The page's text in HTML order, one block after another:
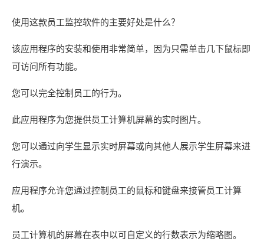
使用这款员工监控软件的主要好处是什么？
该应用程序的安装和使用非常简单，因为只需单击几下鼠标即
可访问所有功能。
您可以完全控制员工的行为。
此应用程序为您提供员工计算机屏幕的实时图片。
您可以通过向学生显示实时屏幕或向其他人展示学生屏幕来进
行演示。
应用程序允许您通过控制员工的鼠标和键盘来接管员工计算
机。
员工计算机的屏幕在表中以可自定义的行数表示为缩略图。